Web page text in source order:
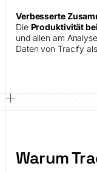
Verbesserte
Die Produktivität
und allen am
Daten von Tracify
Warum